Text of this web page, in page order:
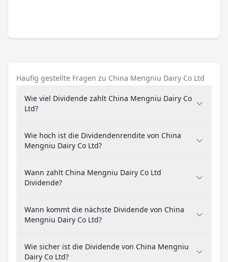
Häufig gestellte Fragen zu China Mengniu Dairy Co Ltd
Wie viel Dividende zahlt China Mengniu Dairy Co
Ltd?
Wie hoch ist die Dividendenrendite von China
Mengniu Dairy Co Ltd?
Wann zahlt China Mengniu Dairy Co Ltd
Dividende?
Wann kommt die nächste Dividende von China
Mengniu Dairy Co Ltd?
Wie sicher ist die Dividende von China Mengniu
Dairy Co Ltd?